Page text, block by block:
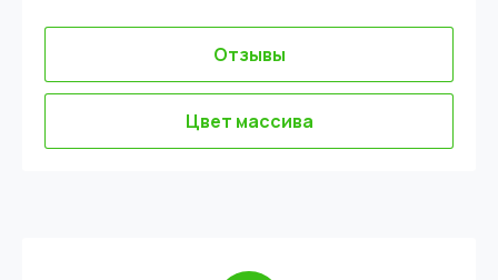
Отзывы
Цвет массива